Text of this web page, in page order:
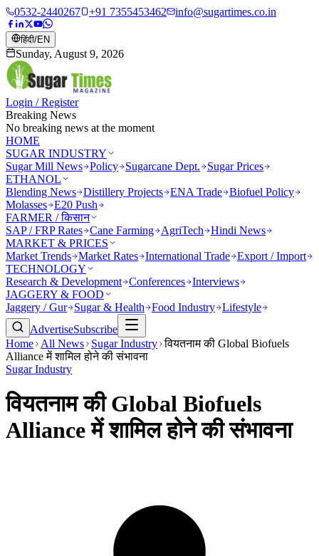
0532-2440267 +91 7355453462 info@sugartimes.co.in
हिंदी/EN
Sunday, August 9, 2026
Login / Register
Breaking News
No breaking news at the moment
HOME
SUGAR INDUSTRY
Sugar Mill News Policy Sugarcane Dept.
Sugar Prices
ETHANOL
Blending News Distillery Projects ENA Trade Biofuel Policy
Molasses E20 Push
FARMER / किसान
SAP / FRP Rates Cane Farming AgriTech
Hindi News
MARKET & PRICES
Market Trends Market Rates International Trade Export / Import
TECHNOLOGY
Research & Development Conferences Interviews
JAGGERY & FOOD
Jaggery / Gur
Sugar & Health Food Industry Lifestyle
AdvertiseSubscribe
Home
All News Sugar Industry वियतनाम की Global Biofuels
Alliance में शामिल होने की संभावना
Sugar Industry
वियतनाम की Global Biofuels
Alliance में शामिल होने की संभावना